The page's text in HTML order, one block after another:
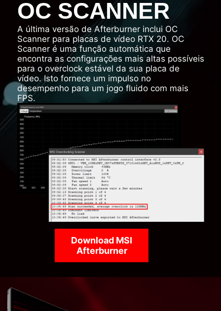
OC SCANNER
A última versão de Afterburner inclui OC
Scanner para placas de vídeo RTX 20. OC
Scanner é uma função automática que
encontra as configurações mais altas possíveis
para o overclock estável da sua placa de
vídeo. Isto fornece um impulso no
desempenho para um jogo fluido com mais
FPS.
Download MSI
Afterburner